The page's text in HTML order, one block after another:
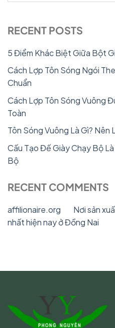
RECENT POSTS
5 Điểm Khác Biệt Giữa Bột
Cách Lợp Tôn Sóng Ngói
Chuẩn
Cách Lợp Tôn Sóng Vuông
Toàn
Tôn Sóng Vuông Là Gì? Nên
Cấu Tạo Đế Giày Chạy Bộ
Bộ
RECENT COMMENTS
affilionaire.org
Nơi sản
nhất hiện nay ở Đồng Nai